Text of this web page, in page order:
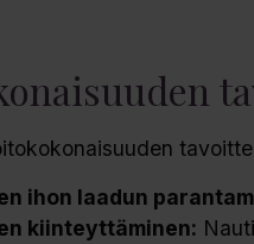
ihon laadun
kiinteyttäminen: